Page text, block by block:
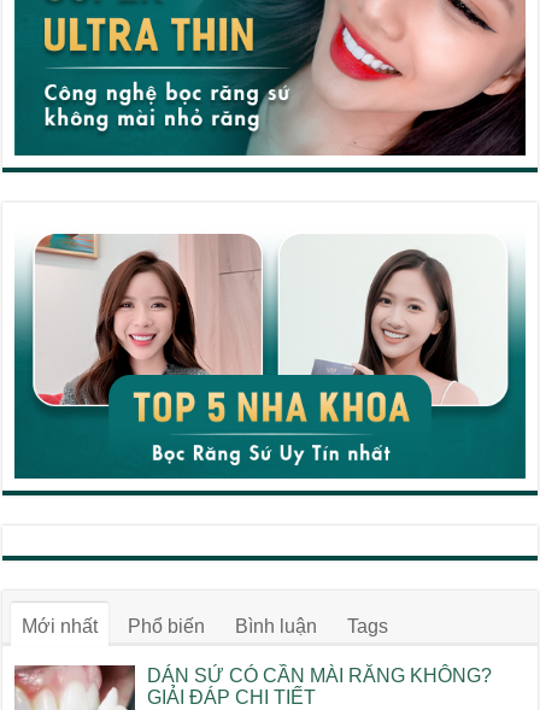
Mới nhất Phổ biến Bình luận Tags
DÁN SỨ CÓ CẦN MÀI RĂNG KHÔNG?
GIẢI ĐÁP CHI TIẾT